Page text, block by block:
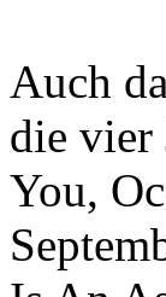
Auch
die vier
You,